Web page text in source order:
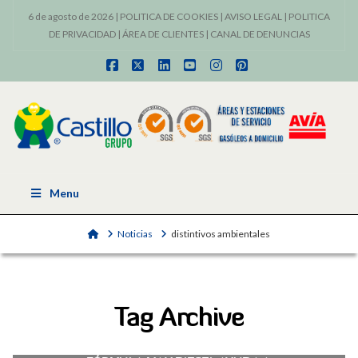
6 de agosto de 2026 | POLITICA DE COOKIES | AVISO LEGAL | POLITICA
DE PRIVACIDAD| ÁREA DE CLIENTES| CANAL DE DENUNCIAS
Facebook
X LinkedInYouTubeInstagram
Pinterest
Menu
HomeNoticias distintivos ambientales
Tag Archive